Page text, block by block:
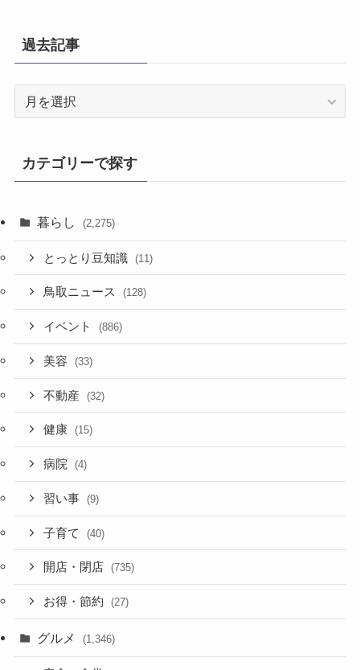
過去記事
カテゴリーで探す
暮らし (2,275)
とっとり豆知識 (11)
鳥取ニュース (128)
イベント (886)
美容 (33)
不動産 (32)
健康 (15)
病院 (4)
習い事 (9)
子育て (40)
開店・閉店 (735)
お得・節約 (27)
グルメ (1,346)